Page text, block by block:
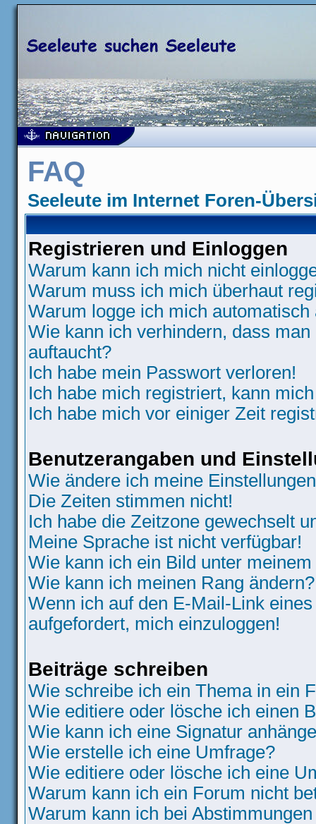
FAQ
Seeleute im Internet Foren-
Registrieren und Einloggen
Warum kann ich mich nicht
Warum muss ich mich überhaut
Warum logge ich mich automatisch
Wie kann ich verhindern, dass
auftaucht?
Ich habe mein Passwort verloren!
Ich habe mich registriert, kann
Ich habe mich vor einiger Zeit
Benutzerangaben und
Wie ändere ich meine
Die Zeiten stimmen nicht!
Ich habe die Zeitzone gewechselt
Meine Sprache ist nicht verfügbar!
Wie kann ich ein Bild unter
Wie kann ich meinen Rang ändern?
Wenn ich auf den E-Mail-Link
aufgefordert, mich einzuloggen!
Beiträge schreiben
Wie schreibe ich ein Thema in ein
Wie editiere oder lösche ich einen
Wie kann ich eine Signatur
Wie erstelle ich eine Umfrage?
Wie editiere oder lösche ich eine
Warum kann ich ein Forum nicht
Warum kann ich bei